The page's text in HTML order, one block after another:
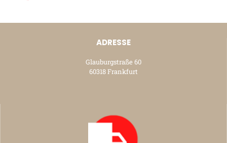
ADRESSE
Glauburgstraße 60
60318 Frankfurt